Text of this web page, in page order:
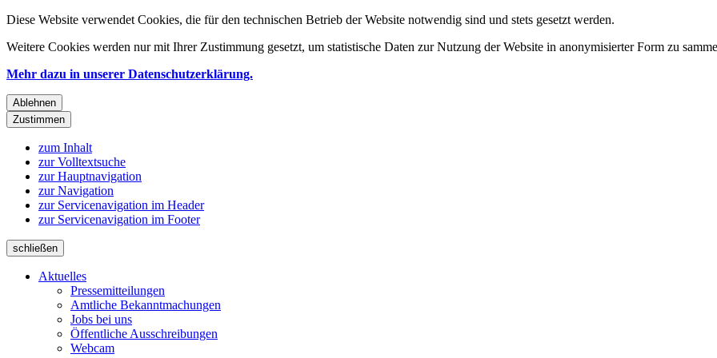
Diese Website verwendet Cookies, die für den technischen Betrieb der Website notwendig sind und stets gesetzt werden.
Weitere Cookies werden nur mit Ihrer Zustimmung gesetzt, um statistische Daten zur Nutzung der Website in anonymisierter Form zu
Mehr dazu in unserer Datenschutzerklärung.
Ablehnen
Zustimmen
zum Inhalt
zur Volltextsuche
zur Hauptnavigation
zur Navigation
zur Servicenavigation im Header
zur Servicenavigation im Footer
schließen
Aktuelles
Pressemitteilungen
Amtliche Bekanntmachungen
Jobs bei uns
Öffentliche Ausschreibungen
Webcam